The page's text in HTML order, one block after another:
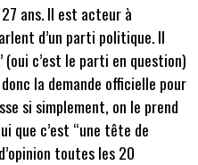
ans. Il est acteur à
d’un parti politique. Il
c’est le parti en question)
la demande officielle pour
si simplement, on le prend
que c’est “une tête de
toutes les 20